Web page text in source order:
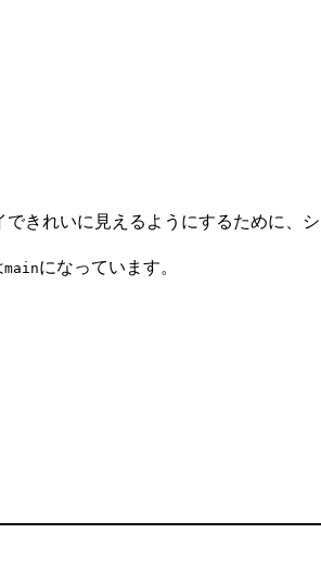
きれいに見えるようにするために、
mainになっています。